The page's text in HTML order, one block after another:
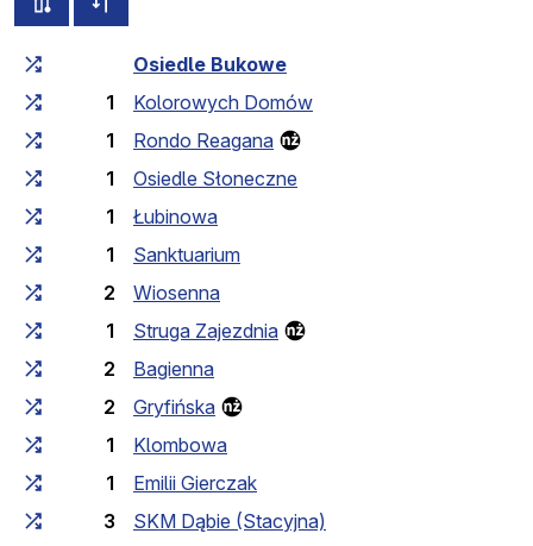
Загальний час у дорозі Час у дорозі між
Osiedle Bukowe
1
Kolorowych Domów
1
Rondo Reagana
1
Osiedle Słoneczne
1
Łubinowa
1
Sanktuarium
2
Wiosenna
1
Struga Zajezdnia
2
Bagienna
2
Gryfińska
1
Klombowa
1
Emilii Gierczak
3
SKM Dąbie (Stacyjna)